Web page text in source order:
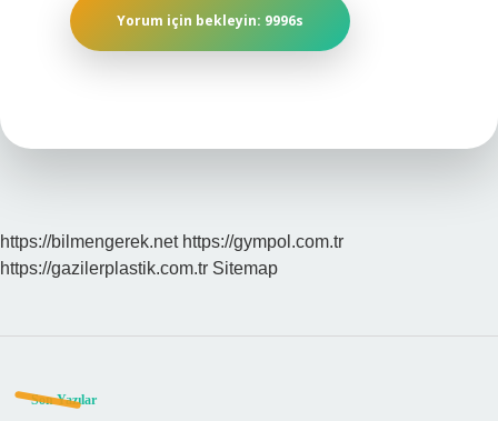
https://bilmengerek.net https://gympol.com.tr
https://gazilerplastik.com.tr Sitemap
Son Yazılar